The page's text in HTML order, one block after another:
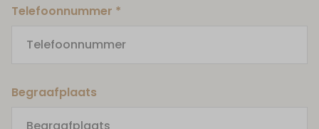
Telefoonnummer *
Begraafplaats